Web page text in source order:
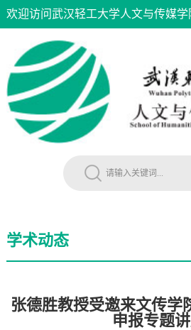
欢迎访问武汉轻工大学人文与传媒学
学术动态
张德胜教授受邀来文传学
申报专题